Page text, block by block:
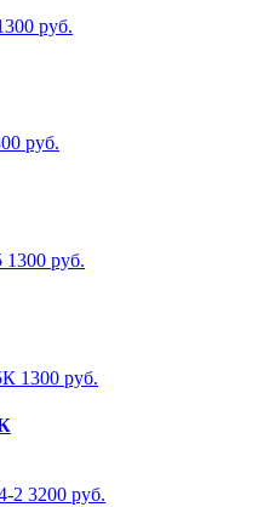
руб.
руб.
1300 руб.
1300 руб.
3200 руб.